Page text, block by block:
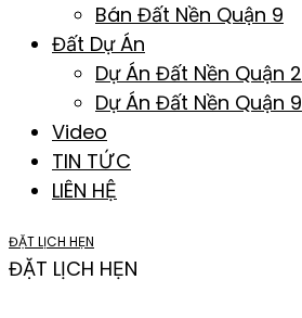
Bán Đất Nền Quận 9
Đất Dự Án
Dự Án Đất Nền Quận 2
Dự Án Đất Nền Quận 9
Video
TIN TỨC
LIÊN HỆ
ĐẶT LỊCH HẸN
ĐẶT LỊCH HẸN